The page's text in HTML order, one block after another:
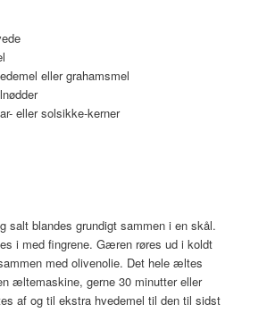
eller grahamsmel
eller solsikke-kerner
salt blandes grundigt sammen i en skål.
i med fingrene. Gæren røres ud i koldt
med olivenolie. Det hele æltes
æltemaskine, gerne 30 minutter eller
af og til ekstra hvedemel til den til sidst